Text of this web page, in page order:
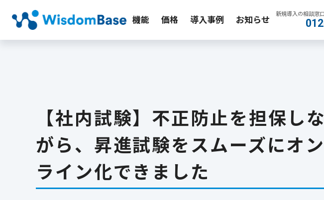
機能 価格 導入事例 お知らせ 新規導入の相談窓
【社内試験】不正防止を担保しな
がら、昇進試験をスムーズにオン
ライン化できました